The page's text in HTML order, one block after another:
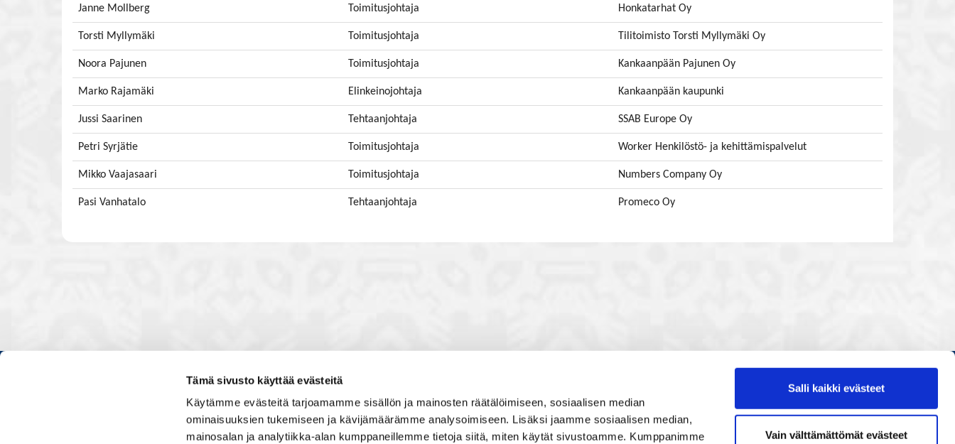
Tämä sivusto käyttää evästeitä
Käytämme evästeitä tarjoamamme sisällön ja mainosten räätälöimiseen, sosiaalisen median
ominaisuuksien tukemiseen ja kävijämäärämme analysoimiseen. Lisäksi jaamme sosiaalisen median,
mainosalan ja analytiikka-alan kumppaneillemme tietoja siitä, miten käytät sivustoamme. Kumppanimme
Salli kaikki evästeet
Vain välttämättömät evästeet
Janne Mollberg Toimitusjohtaja Honkatarhat Oy
Torsti Myllymäki Toimitusjohtaja Tilitoimisto Torsti Myllymäki Oy
Noora Pajunen Toimitusjohtaja Kankaanpään Pajunen Oy
Marko Rajamäki Elinkeinojohtaja Kankaanpään kaupunki
Jussi Saarinen Tehtaanjohtaja SSAB Europe Oy
Petri Syrjätie Toimitusjohtaja Worker Henkilöstö- ja kehittämispalvelut
Mikko Vaajasaari Toimitusjohtaja Numbers Company Oy
Pasi Vanhatalo Tehtaanjohtaja Promeco Oy
luontevasti kollegoidesi kanssa, solmit kiinnostavia kontakteja
ja vaikutat elinkeinoelämän toimintaedellytyksiin yhdessä
muiden yritysjohtajien kanssa. Olet mukana joukossa, joka
Valtakatu 6, 28100 Pori
Avoinna ma - pe 8.30 - 15.30.
Painopisteet